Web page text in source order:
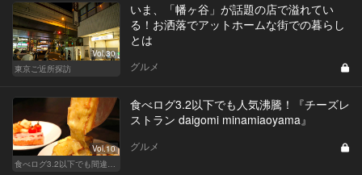
Vol.30
東京ご近所探訪
いま、「幡ヶ谷」が話題の店で溢れてい
る！お洒落でアットホームな街での暮らし
とは
グルメ
Vol.10
食べログ3.2以下でも間違いなく名店！
食べログ3.2以下でも人気沸騰！『チーズレ
ストラン daigomi minamiaoyama』
グルメ